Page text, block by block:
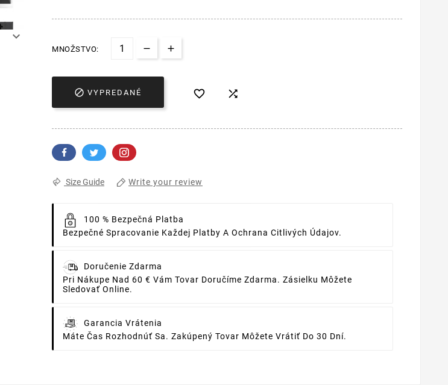

MNOŽSTVO:
 VYPREDANÉ  
Size Guide Write your review
100 % Bezpečná Platba
Bezpečné Spracovanie Každej Platby A Ochrana Citlivých Údajov.
Doručenie Zdarma
Pri Nákupe Nad 60 € Vám Tovar Doručíme Zdarma. Zásielku Môžete
Sledovať Online.
Garancia Vrátenia
Máte Čas Rozhodnúť Sa. Zakúpený Tovar Môžete Vrátiť Do 30 Dní.